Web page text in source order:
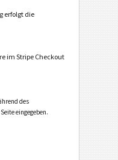
erfolgt die
im Stripe Checkout
des
eingegeben.